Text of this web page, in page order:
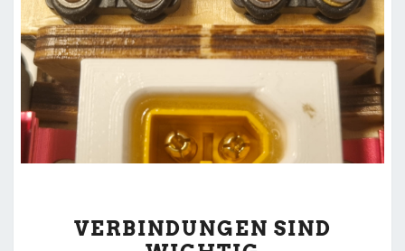
SIND
VERBINDUNGEN SIND